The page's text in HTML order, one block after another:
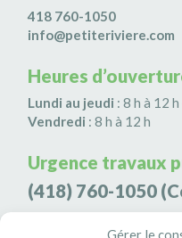
Gérer le
418 760-1050
info@petiteriviere.com
Heures
Lundi au jeudi : 8 h à 12
Vendredi : 8 h à 12 h
Urgence travaux
(418) 760-1050
Agence de